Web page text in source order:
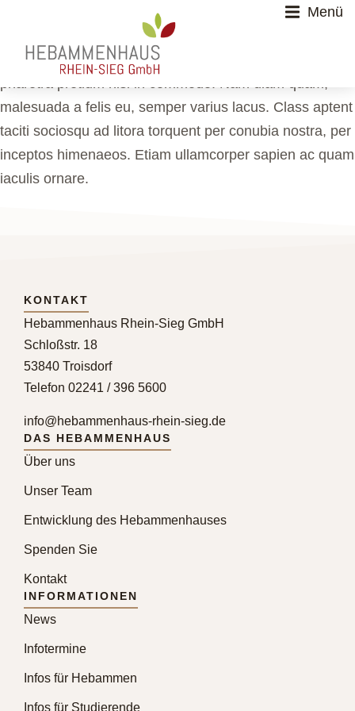
Menü
Proin venenatis nisl sit amet cursus cursus. Cras
pharetra pretium nisi in commodo. Nam diam quam,
malesuada a felis eu, semper varius lacus. Class aptent
taciti sociosqu ad litora torquent per conubia nostra, per
inceptos himenaeos. Etiam ullamcorper sapien ac quam
iaculis ornare.
KONTAKT
Hebammenhaus Rhein-Sieg GmbH
Schloßstr. 18
53840 Troisdorf
Telefon 02241 / 396 5600
info@hebammenhaus-rhein-sieg.de
DAS HEBAMMENHAUS
Über uns
Unser Team
Entwicklung des Hebammenhauses
Spenden Sie
Kontakt
INFORMATIONEN
News
Infotermine
Infos für Hebammen
Infos für Studierende